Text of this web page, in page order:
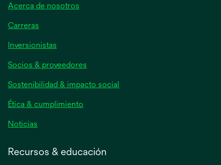
Acerca de nosotros
Carreras
Inversionistas
en
una
pestaña
nueva
Socios & proveedores
Sostenibilidad & impacto social
Ética & cumplimiento
Noticias
Recursos & educación